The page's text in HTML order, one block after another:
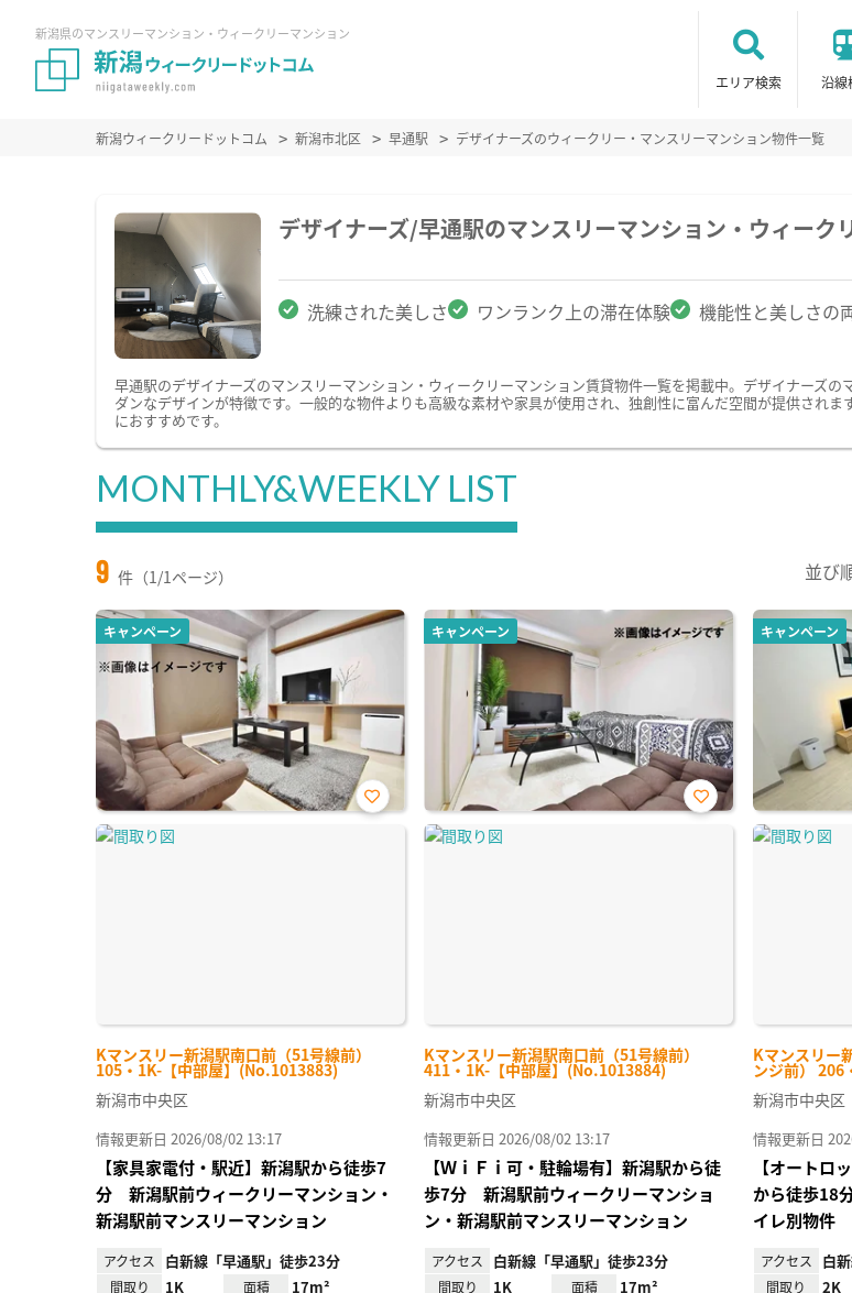
新潟県のマンスリーマンション・ウィークリーマンション
エリア検索 沿線
新潟ウィークリードットコム 新潟市北区 早通駅 デザイナーズのウィークリー・マンスリーマンション物件一覧
デザイナーズ/早通駅のマンスリーマンション・ウィーク
洗練された美しさ ワンランク上の滞在体験 機能性と美しさの
早通駅のデザイナーズのマンスリーマンション・ウィークリーマンション賃貸物件一覧を掲載中。デザイナーズ
ダンなデザインが特徴です。一般的な物件よりも高級な素材や家具が使用され、独創性に富んだ空間が提供され
におすすめです。
MONTHLY&WEEKLY LIST
9 件（1/1ページ） 並び
キャンペーン
Kマンスリー新潟駅南口前（51号線前）
105・1K-【中部屋】(No.1013883)
お気
新潟市中央区
情報更新日 2026/08/02 13:17
【家具家電付・駅近】新潟駅から徒歩7
分 新潟駅前ウィークリーマンション・
新潟駅前マンスリーマンション
アクセス 白新線「早通駅」徒歩23分
間取り 1K 面積 17m²
キャンペーン
Kマンスリー新潟駅南口前（51号線前）
411・1K-【中部屋】(No.1013884)
お気
新潟市中央区
情報更新日 2026/08/02 13:17
【ＷｉＦｉ可・駐輪場有】新潟駅から徒
歩7分 新潟駅前ウィークリーマンショ
ン・新潟駅前マンスリーマンション
アクセス 白新線「早通駅」徒歩23分
間取り 1K 面積 17m²
キャンペーン
Kマンスリー
ンジ前）
新潟市中央区
情報更新日
【オートロ
から徒歩18
イレ別物件
アクセス 白
間取り 2K